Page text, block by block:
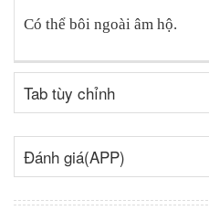
Có thể bôi ngoài âm hộ.
Tab tùy chỉnh
Đánh giá(APP)